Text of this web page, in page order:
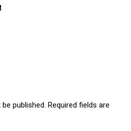
published. Required fields are